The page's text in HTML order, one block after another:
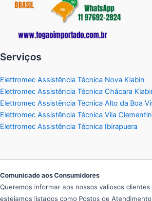
Serviços
Elettromec Assistência Técnica Nova Klabin
Elettromec Assistência Técnica Chácara
Elettromec Assistência Técnica Alto da Boa
Elettromec Assistência Técnica Vila
Elettromec Assistência Técnica Ibirapuera
Comunicado aos Consumidores
Queremos informar aos nossos valiosos
estejamos listados como Postos de